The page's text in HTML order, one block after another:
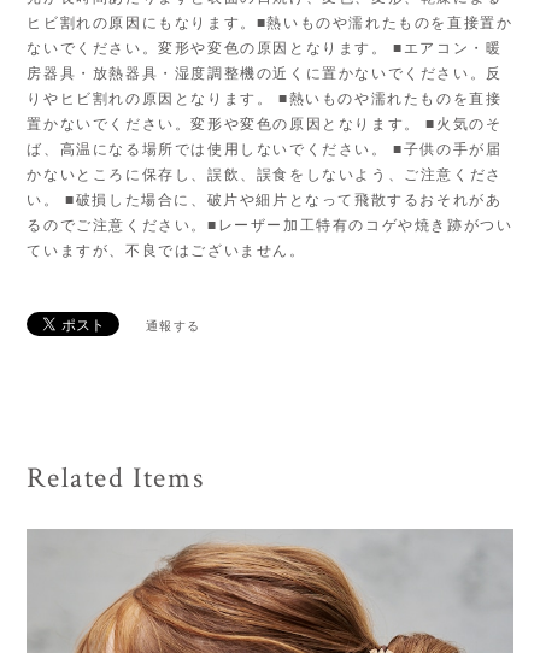
ヒビ割れの原因にもなります。■熱いものや濡れたものを直接置か
ないでください。変形や変色の原因となります。 ■エアコン・暖
房器具・放熱器具・湿度調整機の近くに置かないでください。反
りやヒビ割れの原因となります。 ■熱いものや濡れたものを直接
置かないでください。変形や変色の原因となります。 ■火気のそ
ば、高温になる場所では使用しないでください。 ■子供の手が届
かないところに保存し、誤飲、誤食をしないよう、ご注意くださ
い。 ■破損した場合に、破片や細片となって飛散するおそれがあ
るのでご注意ください。■レーザー加工特有のコゲや焼き跡がつい
ていますが、不良ではございません。
通報する
Related Items